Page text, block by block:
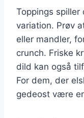
Toppings spiller
variation. Prøv
eller mandler,
crunch. Friske
dild kan også
For dem, der
gedeost være